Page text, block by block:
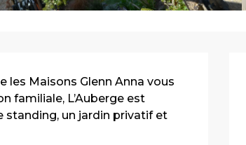
les Maisons Glenn Anna vous
familiale, L’Auberge est
standing, un jardin privatif et